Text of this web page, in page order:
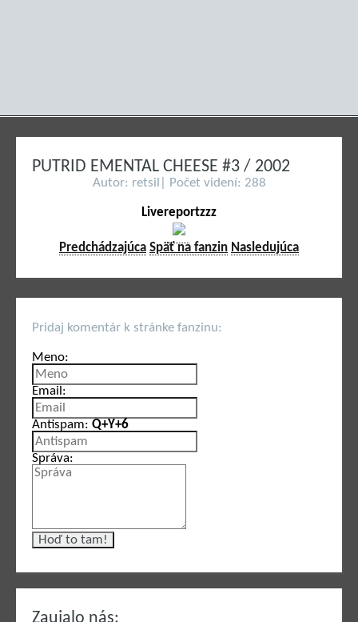
Zaujalo nás:
PUTRID EMENTAL CHEESE #3 / 2002
Autor: retsil| Počet videní: 288
Livereportzzz
Predchádzajúca Späť na fanzin Nasledujúca
Pridaj komentár k stránke fanzinu:
Meno:
Email:
Antispam: Q+Y+6
Správa: